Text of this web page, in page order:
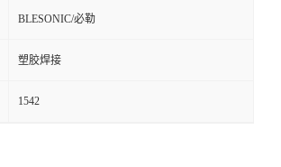
BLESONIC/必勒
塑胶焊接
1542